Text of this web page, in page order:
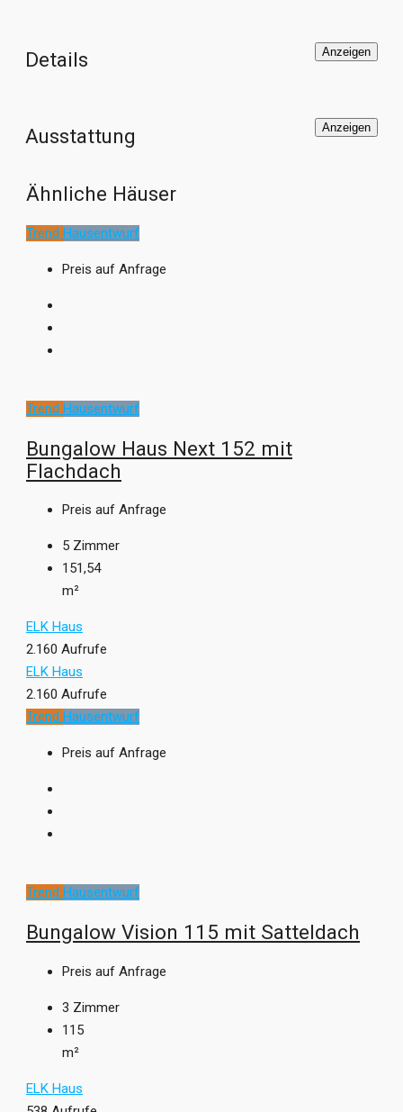
Details Anzeigen
Ausstattung Anzeigen
Ähnliche Häuser
Trend Hausentwurf
Preis auf Anfrage
Trend Hausentwurf
Bungalow Haus Next 152 mit
Flachdach
Preis auf Anfrage
5 Zimmer
151,54
m²
ELK Haus
2.160 Aufrufe
ELK Haus
2.160 Aufrufe
Trend Hausentwurf
Preis auf Anfrage
Trend Hausentwurf
Bungalow Vision 115 mit Satteldach
Preis auf Anfrage
3 Zimmer
115
m²
ELK Haus